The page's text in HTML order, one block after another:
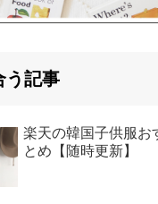
う記事
楽天の韓国子供服お
とめ【随時更新】